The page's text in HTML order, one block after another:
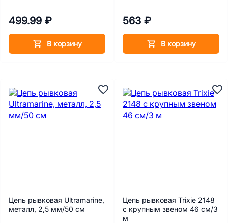
499.99 ₽
В корзину
563 ₽
В корзину
Цепь рывковая Ultramarine,
металл, 2,5 мм/50 см
Цепь рывковая Trixie 2148
с крупным звеном 46 см/3
м